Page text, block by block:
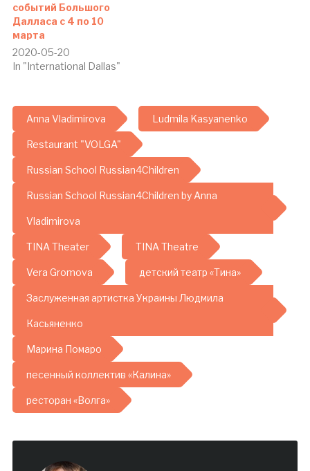
событий Большого
Далласа c 4 по 10
марта
2020-05-20
In "International Dallas"
Anna Vladimirova Ludmila Kasyanenko
Restaurant "VOLGA"
Russian School Russian4Children
Russian School Russian4Children by Anna
Vladimirova
TINA Theater TINA Theatre
Vera Gromova детский театр «Тина»
Заслуженная артистка Украины Людмила
Касьяненко
Марина Помаро
песенный коллектив «Калина»
ресторан «Волга»